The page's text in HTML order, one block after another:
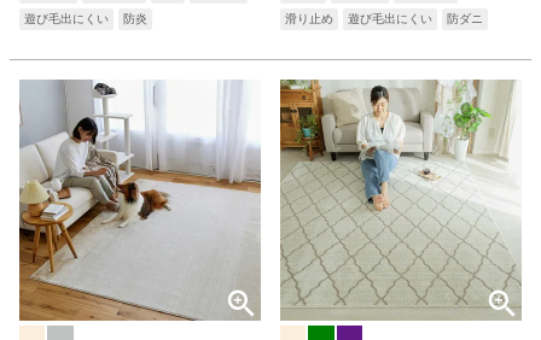
遊び毛出にくい
防炎
滑り止め
遊び毛出にくい 防ダニ